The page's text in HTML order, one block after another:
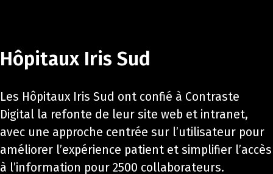
Hôpitaux Iris Sud
Les Hôpitaux Iris Sud ont confié à Contraste
Digital la refonte de leur site web et intranet,
avec une approche centrée sur l’utilisateur pour
améliorer l’expérience patient et simplifier l’accès
à l’information pour 2500 collaborateurs.